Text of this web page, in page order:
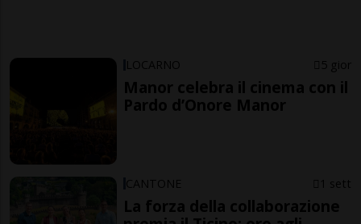
LOCARNO 5 gior
Manor celebra il cinema con il
Pardo d’Onore Manor
CANTONE 1 sett
La forza della collaborazione